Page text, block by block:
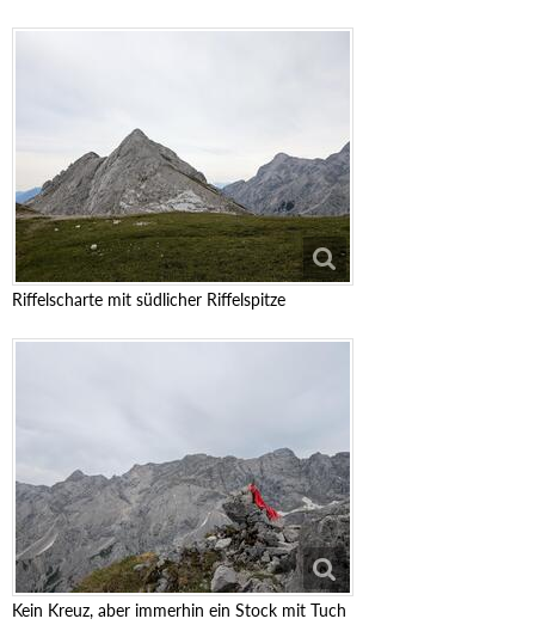
Riffelscharte mit südlicher Riffelspitze
Kein Kreuz, aber immerhin ein Stock mit Tuch